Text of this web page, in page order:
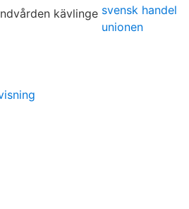
svensk handel
unionen